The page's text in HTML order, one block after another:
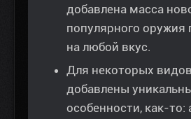
добавлена масса
популярного оружия
на любой вкус.
Для некоторых
добавлены
особенности, как-то: